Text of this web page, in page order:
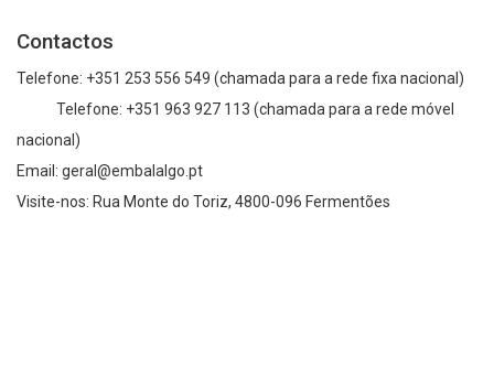
Contactos
Telefone: +351 253 556 549 (chamada para a rede fixa nacional)
Telefone: +351 963 927 113 (chamada para a rede móvel
nacional)
Email: geral@embalalgo.pt
Visite-nos: Rua Monte do Toriz, 4800-096 Fermentões